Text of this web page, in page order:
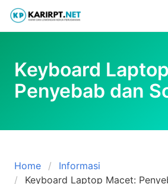
Skip
content
Keyboard
Penyebab dan
Home
Informasi
Keyboard Laptop Macet: